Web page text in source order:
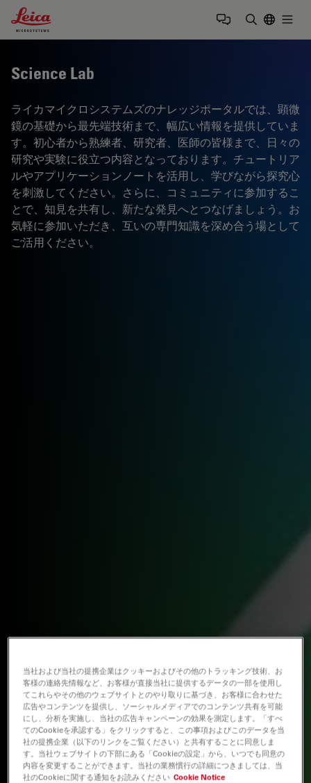
Leica Microsystems Logo
Science Lab
ライカマイクロシステムズのナレッジポータルでは、顕微
鏡の基礎から最先端技術まで、幅広い情報を提供していま
す。初心者から熟練者、研究者、医師の皆様まで、日々の
研究や実験に役立つ内容となっております。チュートリア
ルやアプリケーションノートを活用し、学びながら探究心
を刺激してください。さらに、コミュニティに参加するこ
とで、知見を共有し、新たな発見へとつなげましょう。お
気軽に参加いただき、互いの専門知識を深め合う場として
ご活用ください。
当社および当社の提携企業はクッキーおよびその他のトラッキング技術、お
客様の連絡先情報など、お客様が直接当社に提供するデータの一部を使用し
てこれらやその他のウェブサイトとのやり取りに基づき、お客様に合わせた
広告やコンテンツを提供し、ソーシャルメディアでのコンテンツ共有を可能
にし、分析を実施し、当社の広告キャンペーンの効果を測定します。「すべ
てのCookieを承認する」をクリックすると、この事項およびこのデータを当
社の提携企業（以下のリンクをご覧ください）と共有することに同意しま
す。当社ウェブサイトの下部にある「Cookieの設定」から、いつでも同意の
内容を変更することができます。当社の業務慣行の詳細につきましては、当
社のCookieに関する通知をお読みください Cookie Notice